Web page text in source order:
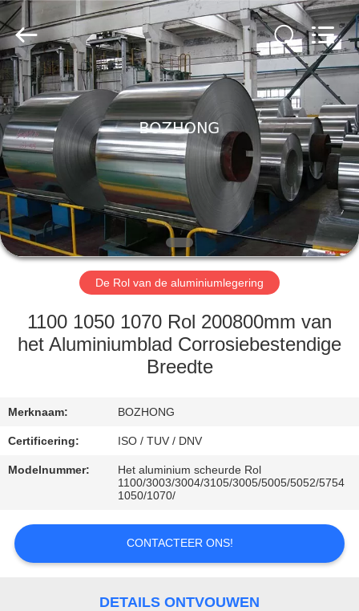
HUIS
PRODUCTEN
ONGEVEER
ONS
FABRIEKSREIS
KWALITEITSCONTROLE
CONTACTEER
VERZOEK
OM
CITAAT
Leverancier.
Copyright
©
2020
2023
sssteelplate.com.
All
Rights
Reserved.
De Rol van de aluminiumlegering
1100 1050 1070 Rol 200800mm van
het Aluminiumblad Corrosiebestendige
Breedte
Merknaam: BOZHONG
Certificering: ISO / TUV / DNV
Modelnummer:
Het aluminium scheurde Rol
1100/3003/3004/3105/3005/5005/5052/5754
1050/1070/
CONTACTEER ONS!
DETAILS ONTVOUWEN